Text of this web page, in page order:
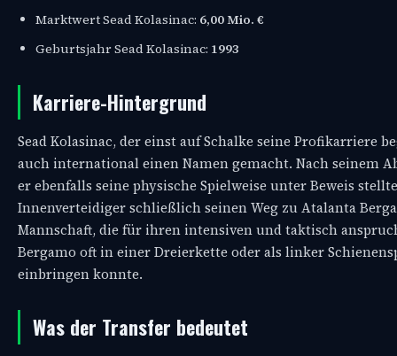
Marktwert Sead Kolasinac: 6,00 Mio. €
Geburtsjahr Sead Kolasinac: 1993
Karriere-Hintergrund
Sead Kolasinac, der einst auf Schalke seine Profikarriere
auch international einen Namen gemacht. Nach seinem
er ebenfalls seine physische Spielweise unter Beweis
Innenverteidiger schließlich seinen Weg zu Atalanta
Mannschaft, die für ihren intensiven und taktisch
Bergamo oft in einer Dreierkette oder als linker
einbringen konnte.
Was der Transfer bedeutet